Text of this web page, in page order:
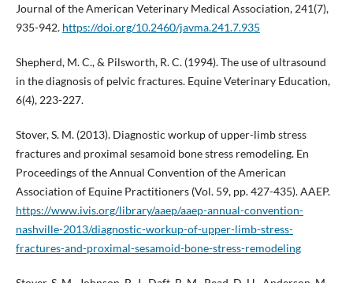
Journal of the American Veterinary Medical Association, 241(7),
935-942. https://doi.org/10.2460/javma.241.7.935
Shepherd, M. C., & Pilsworth, R. C. (1994). The use of ultrasound
in the diagnosis of pelvic fractures. Equine Veterinary Education,
6(4), 223-227.
Stover, S. M. (2013). Diagnostic workup of upper-limb stress
fractures and proximal sesamoid bone stress remodeling. En
Proceedings of the Annual Convention of the American
Association of Equine Practitioners (Vol. 59, pp. 427-435). AAEP.
https://www.ivis.org/library/aaep/aaep-annual-convention-
nashville-2013/diagnostic-workup-of-upper-limb-stress-
fractures-and-proximal-sesamoid-bone-stress-remodeling